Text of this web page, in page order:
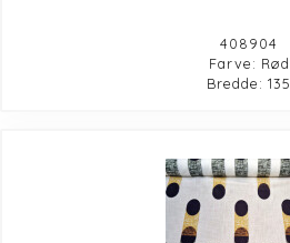
408904
Farve: Rød
Bredde: 135